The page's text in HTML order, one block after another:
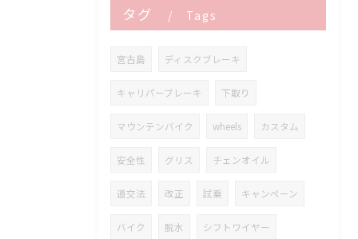
タグ Tags
宮古島 ディスクブレーキ
キャリパーブレーキ 下取り
マウンテンバイク wheels カスタム
安全性 グリス チェンオイル
道交法 改正 試乗 キャンペーン
バイク 脱水 シフトワイヤー